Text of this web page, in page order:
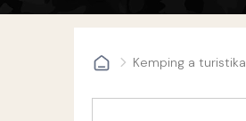
DomůKemping a turistika